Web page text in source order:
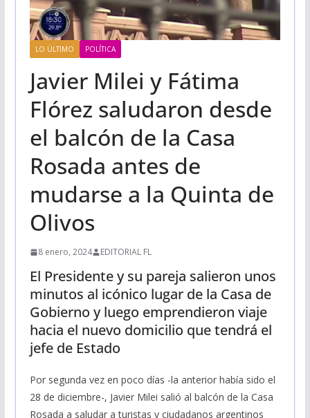
LO ÚLTIMO POLÍTICA
Javier Milei y Fátima
Flórez saludaron desde
el balcón de la Casa
Rosada antes de
mudarse a la Quinta de
Olivos
8 enero, 2024 EDITORIAL FL
El Presidente y su pareja salieron unos
minutos al icónico lugar de la Casa de
Gobierno y luego emprendieron viaje
hacia el nuevo domicilio que tendrá el
jefe de Estado
Por segunda vez en poco días -la anterior había sido el
28 de diciembre-, Javier Milei salió al balcón de la Casa
Rosada a saludar a turistas y ciudadanos argentinos